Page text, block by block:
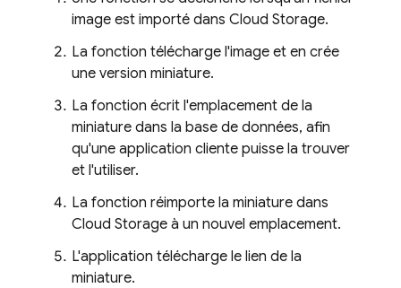
image est importé dans Cloud Storage.
La fonction télécharge l'image et en crée
une version miniature.
La fonction écrit l'emplacement de la
miniature dans la base de données, afin
qu'une application cliente puisse la trouver
et l'utiliser.
La fonction réimporte la miniature dans
Cloud Storage à un nouvel emplacement.
L'application télécharge le lien de la
miniature.